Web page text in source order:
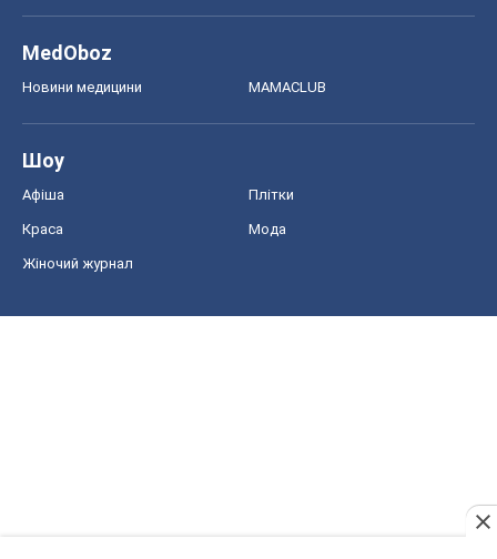
MedOboz
Новини медицини MAMACLUB
Шоу
Афіша Плітки
Краса Мода
Жіночий журнал